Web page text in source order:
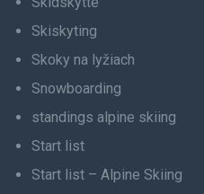
Skiskyting
Skoky na lyžiach
Snowboarding
standings alpine skiing
Start list
Start list – Alpine Skiing